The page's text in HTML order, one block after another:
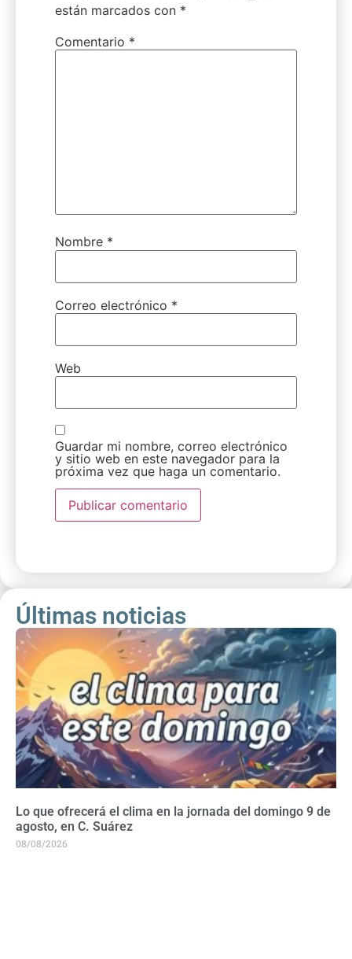
están marcados con *
Comentario *
Nombre *
Correo electrónico *
Web
Guardar mi nombre, correo electrónico
y sitio web en este navegador para la
próxima vez que haga un comentario.
Últimas noticias
Lo que ofrecerá el clima en la jornada del domingo 9 de
agosto, en C. Suárez
08/08/2026